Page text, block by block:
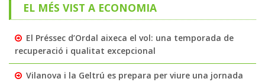
EL MÉS VIST A ECONOMIA
El Préssec d’Ordal aixeca el vol: una temporada de
recuperació i qualitat excepcional
Vilanova i la Geltrú es prepara per viure una jornada